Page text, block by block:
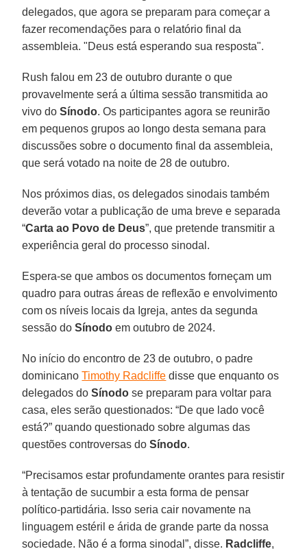
delegados, que agora se preparam para começar a
fazer recomendações para o relatório final da
assembleia. "Deus está esperando sua resposta".
Rush falou em 23 de outubro durante o que
provavelmente será a última sessão transmitida ao
vivo doSínodo. Os participantes agora se reunirão
em pequenos grupos ao longo desta semana para
discussões sobre o documento final da assembleia,
que será votado na noite de 28 de outubro.
Nos próximos dias, os delegados sinodais também
deverão votar a publicação de uma breve e separada
“Carta ao Povo de Deus”, que pretende transmitir a
experiência geral do processo sinodal.
Espera-se que ambos os documentos forneçam um
quadro para outras áreas de reflexão e envolvimento
com os níveis locais da Igreja, antes da segunda
sessão doSínodo em outubro de 2024.
No início do encontro de 23 de outubro, o padre
dominicanoTimothy Radcliffe disse que enquanto os
delegados doSínodo se preparam para voltar para
casa, eles serão questionados: “De que lado você
está?” quando questionado sobre algumas das
questões controversas doSínodo.
“Precisamos estar profundamente orantes para resistir
à tentação de sucumbir a esta forma de pensar
político-partidária. Isso seria cair novamente na
linguagem estéril e árida de grande parte da nossa
sociedade. Não é a forma sinodal”, disse. Radcliffe,